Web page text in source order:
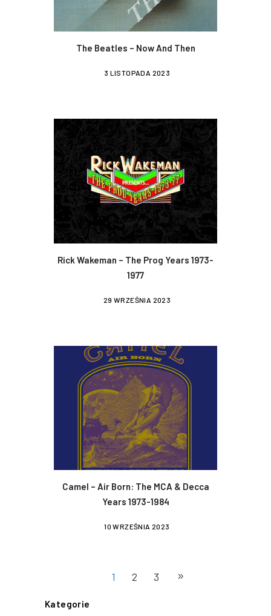
The Beatles – Now And Then
3 LISTOPADA 2023
Rick Wakeman – The Prog Years 1973-
1977
29 WRZEŚNIA 2023
Camel – Air Born: The MCA & Decca
Years 1973-1984
10 WRZEŚNIA 2023
1 2 3
Kategorie